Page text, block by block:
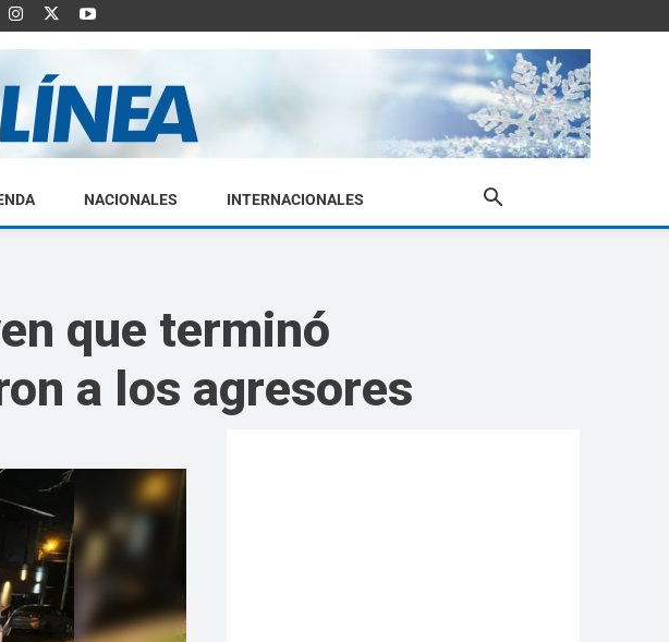
NACIONALES INTERNACIONALES
que terminó
a los agresores